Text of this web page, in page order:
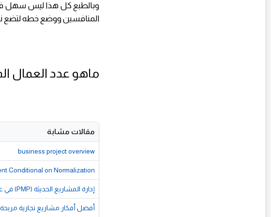
وبالطبع كل هذا ليس سهل
المنافسين ووضع خطه
ماهو عدد العمال
مقالات مشابة
business project overview
Conditional on Normalization
إدارة المشاريع الحديثة (PMP) في عصر الذكاء الاصطناعي.. عندما يلتقي التخطيط البشري بقوة التكنولوجيا
أفضل أفكار مشاريع تجارية مربحة